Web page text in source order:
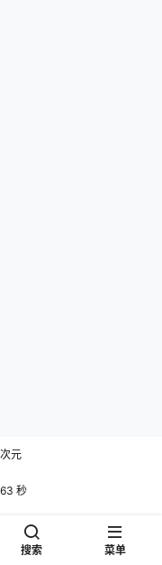
元
秒
搜索 菜单